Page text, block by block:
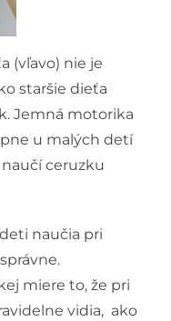
(vľavo) nie je
staršie dieťa
Jemná motorika
u malých detí
ceruzku
naučia pri
miere to, že pri
vidia, ako